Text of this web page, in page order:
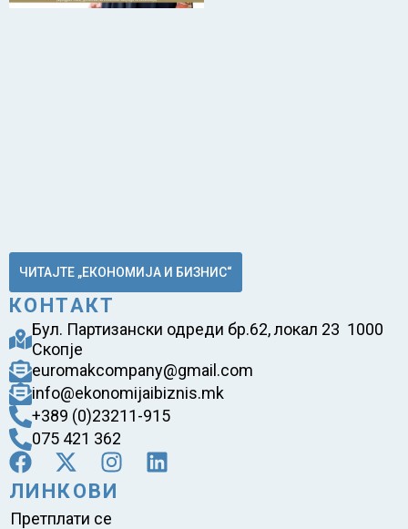
ЧИТАЈТЕ „ЕКОНОМИЈА И БИЗНИС“
КОНТАКТ
Бул. Партизански одреди бр.62, локал 23 1000
Скопје
euromakcompany@gmail.com
info@ekonomijaibiznis.mk
+389 (0)23211-915
075 421 362
ЛИНКОВИ
Претплати се